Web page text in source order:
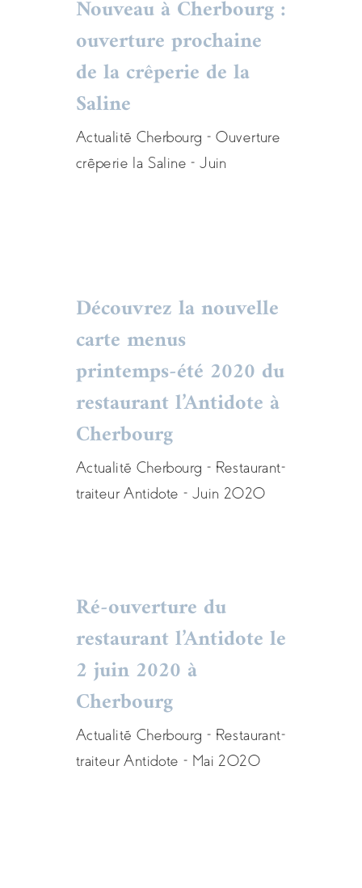
Nouveau à
Cherbourg : ouverture
prochaine de la crêperie
de la Saline
Nouveau à Cherbourg :
ouverture prochaine
de la crêperie de la
Saline
Actualité Cherbourg - Ouverture
crêperie la Saline - Juin
Découvrez la nouvelle
carte menus printemps-
été 2020 du restaurant
l’Antidote à Cherbourg
Découvrez la nouvelle
carte menus
printemps-été 2020 du
restaurant l’Antidote à
Cherbourg
Actualité Cherbourg - Restaurant-
traiteur Antidote - Juin 2020
Ré-ouverture du
restaurant l’Antidote le
2 juin 2020 à
Cherbourg
Ré-ouverture du
restaurant l’Antidote le
2 juin 2020 à
Cherbourg
Actualité Cherbourg - Restaurant-
traiteur Antidote - Mai 2020